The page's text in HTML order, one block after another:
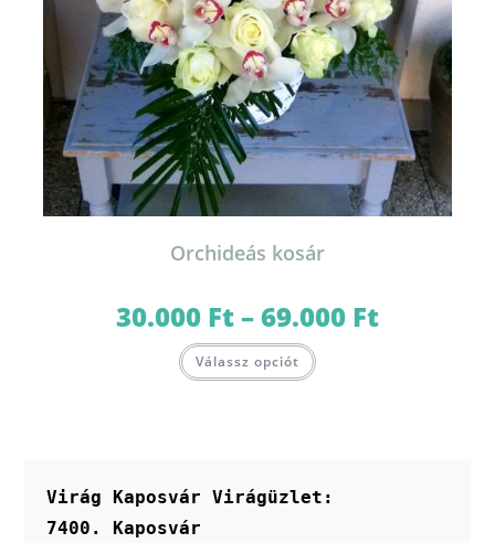
Orchideás kosár
30.000 Ft–69.000 Ft30.000 Ft
Válassz opciót a
termékoldalon
választhatók
Virág Kaposvár Virágüzlet:
7400. Kaposvár